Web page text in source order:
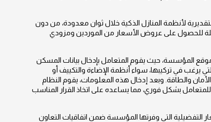
لأنظمة المنازل الذكية خلال ثوان معدودة، من دون
للحصول على عروض الأسعار من الموردين ومزودي
المؤسسة، حيث يقوم المتعامل بإدخال بيانات المسكن
يرغب في تركيبها، سواء أنظمة الإضاءة والتكييف أو
والطاقة. وبعد إدخال هذه المعلومات، يقوم النظام
للمتعامل بشكل فوري، مما يساعده على اتخاذ القرار المناسب
التفضيلية التي وفرتها المؤسسة ضمن اتفاقيات التعاون